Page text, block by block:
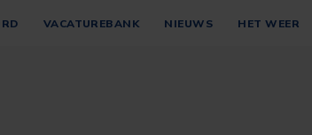
VACATUREBANK NIEUWS HET WEER